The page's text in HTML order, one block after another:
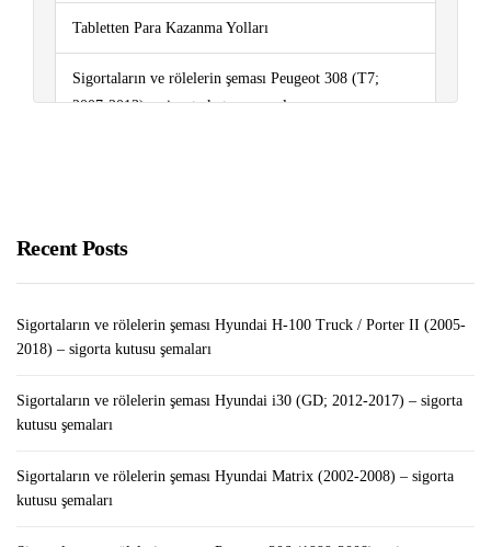
Tabletten Para Kazanma Yolları
Sigortaların ve rölelerin şeması Peugeot 308 (T7;
2007-2013) – sigorta kutusu şemaları
Recent Posts
Sigortaların ve rölelerin şeması Hyundai H-100 Truck / Porter II (2005-
2018) – sigorta kutusu şemaları
Sigortaların ve rölelerin şeması Hyundai i30 (GD; 2012-2017) – sigorta
kutusu şemaları
Sigortaların ve rölelerin şeması Hyundai Matrix (2002-2008) – sigorta
kutusu şemaları